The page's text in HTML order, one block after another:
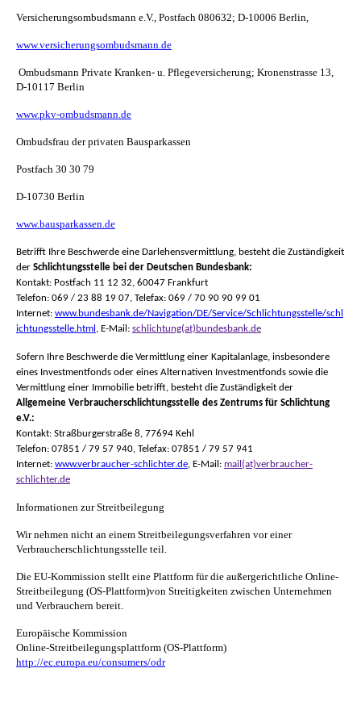
Versicherungsombudsmann e.V., Postfach 080632; D-10006 Berlin,
www.versicherungsombudsmann.de
Ombudsmann Private Kranken- u. Pflegeversicherung; Kronenstrasse 13,
D-10117 Berlin
www.pkv-ombudsmann.de
Ombudsfrau der privaten Bausparkassen
Postfach 30 30 79
D-10730 Berlin
www.bausparkassen.de
Betrifft Ihre Beschwerde eine Darlehensvermittlung, besteht die Zuständigkeit
der Schlichtungsstelle bei der Deutschen Bundesbank:
Kontakt: Postfach 11 12 32, 60047 Frankfurt
Telefon: 069 / 23 88 19 07, Telefax: 069 / 70 90 90 99 01
Internet: www.bundesbank.de/Navigation/DE/Service/Schlichtungsstelle/schl
ichtungsstelle.html , E-Mail: schlichtung(at)bundesbank.de
Sofern Ihre Beschwerde die Vermittlung einer Kapitalanlage, insbesondere
eines Investmentfonds oder eines Alternativen Investmentfonds sowie die
Vermittlung einer Immobilie betrifft, besteht die Zuständigkeit der
Allgemeine Verbraucherschlichtungsstelle des Zentrums für Schlichtung
e.V.:
Kontakt: Straßburgerstraße 8, 77694 Kehl
Telefon: 07851 / 79 57 940, Telefax: 07851 / 79 57 941
Internet: www.verbraucher-schlichter.de, E-Mail: mail(at)verbraucher-
schlichter.de
Informationen zur Streitbeilegung
Wir nehmen nicht an einem Streitbeilegungsverfahren vor einer
Verbraucherschlichtungsstelle teil.
Die EU-Kommission stellt eine Plattform für die außergerichtliche Online-
Streitbeilegung (OS-Plattform)von Streitigkeiten zwischen Unternehmen
und Verbrauchern bereit.
Europäische Kommission
Online-Streitbeilegungsplattform (OS-Plattform)
http://ec.europa.eu/consumers/odr